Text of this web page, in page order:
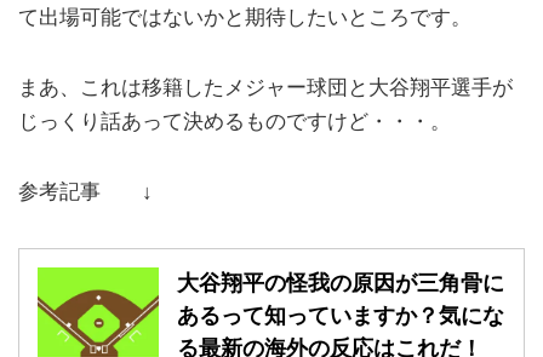
て出場可能ではないかと期待したいところです。
まあ、これは移籍したメジャー球団と大谷翔平選手が
じっくり話あって決めるものですけど・・・。
参考記事 ↓
大谷翔平の怪我の原因が三角骨に
あるって知っていますか？気にな
る最新の海外の反応はこれだ！